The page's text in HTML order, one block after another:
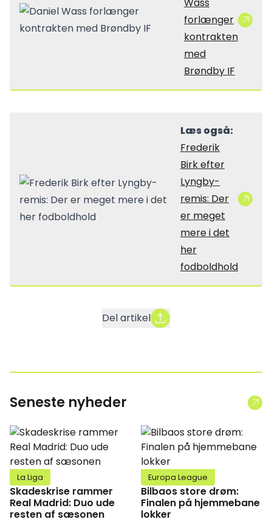
forlænger
kontrakten
med
Brøndby IF
Læs også:
Frederik
Birk efter
Lyngby-
remis: Der
er meget
mere i det
her
fodboldhold
Del artikel
Seneste nyheder
La Liga
Skadeskrise rammer
Real Madrid: Duo ude
resten af sæsonen
Europa League
Bilbaos store drøm:
Finalen på hjemmebane
lokker